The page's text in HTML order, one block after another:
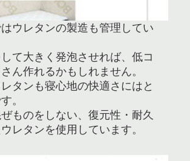
ウレタンの製造も管理してい
て大きく発泡させれば、低コ
ん作れるかもしれません。
タンも寝心地の快適さにはと
。
ものをしない、復元性・耐久
レタンを使用しています。